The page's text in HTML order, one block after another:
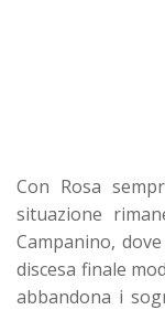
Con Rosa
situazione
Campanino,
discesa finale
abbandona i